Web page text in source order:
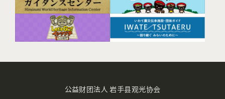
公益财团法人 岩手县观光协会